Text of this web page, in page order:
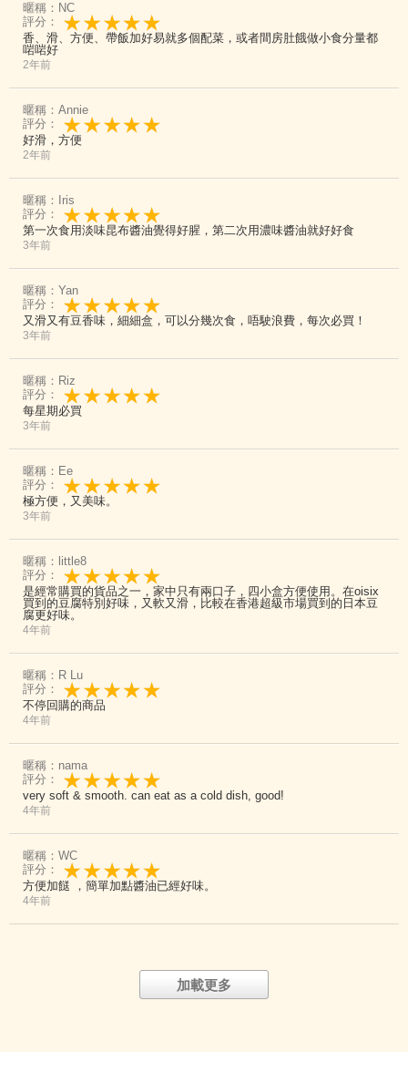
暱稱：NC
評分：
香、滑、方便、帶飯加好易就多個配菜，或者間房肚餓做小食分量都
啱啱好
2年前
暱稱：Annie
評分：
好滑，方便
2年前
暱稱：Iris
評分：
第一次食用淡味昆布醬油覺得好腥，第二次用濃味醬油就好好食
3年前
暱稱：Yan
評分：
又滑又有豆香味，細細盒，可以分幾次食，唔駛浪費，每次必買！
3年前
暱稱：Riz
評分：
每星期必買
3年前
暱稱：Ee
評分：
極方便，又美味。
3年前
暱稱：little8
評分：
是經常購買的貨品之一，家中只有兩口子，四小盒方便使用。在oisix
買到的豆腐特別好味，又軟又滑，比較在香港超級市場買到的日本豆
腐更好味。
4年前
暱稱：R Lu
評分：
不停回購的商品
4年前
暱稱：nama
評分：
very soft & smooth. can eat as a cold dish, good!
4年前
暱稱：WC
評分：
方便加餸 ，簡單加點醬油已經好味。
4年前
加載更多